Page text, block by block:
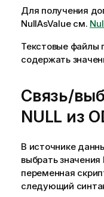
ч
а
и
е
н
ф
о
м
а
ц
и
Для получения
NullAsValueсм.
Текстовые файлы
содержать
Связь/
NULL из
В источнике
выбрать значения
переменная
следующий